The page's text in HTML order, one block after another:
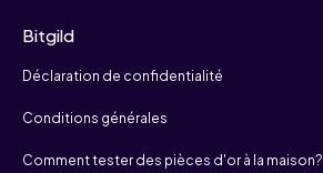
Bitgild
Déclaration de confidentialité
Conditions générales
Comment tester des pièces d'or à la maison?